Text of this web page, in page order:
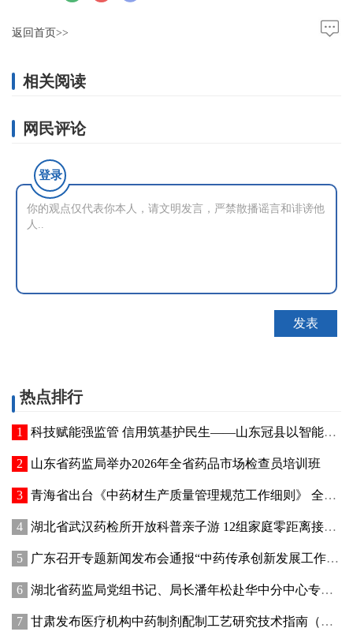
返回首页>>
相关阅读
网民评论
登录
热点排行
科技赋能强监管 信用筑基护民生——山东冠县以智能管控提质“两定机构”医保服务能力
山东省药监局举办2026年全省药品市场检查员培训班
青海省出台《中药材生产质量管理规范工作细则》 全面强化中药材质量源头管控
湖北省武汉药检所开放科普亲子游 12组家庭零距离接触药品检验
广东召开专题新闻发布会通报“中药传承创新发展工作成效”
湖北省药监局党组书记、局长潘年松赴华中分中心专题调研全面从严治党工作 强调以高质量党建引领药监事业行稳致远
甘肃发布医疗机构中药制剂配制工艺研究技术指南（试行）